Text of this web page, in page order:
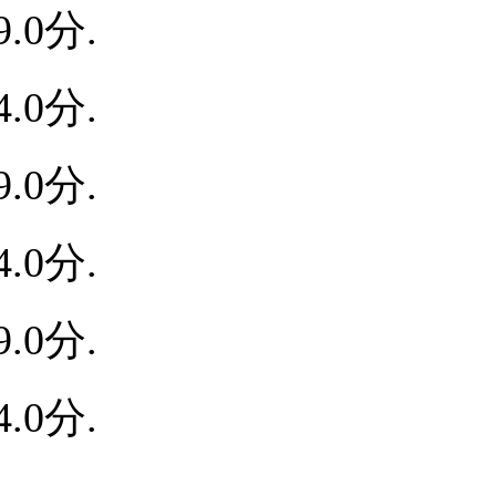
分.
分.
分.
分.
分.
分.